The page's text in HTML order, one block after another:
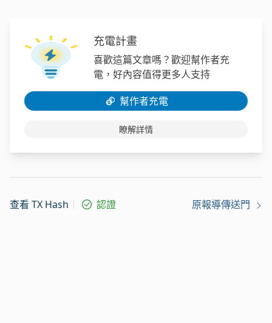
充電計畫
喜歡這篇文章嗎？歡迎幫作者充
電，好內容值得更多人支持
幫作者充電
瞭解詳情
查看 TX Hash 認證 原報導傳送門